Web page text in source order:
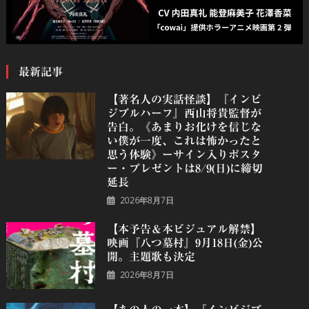
最新記事
【著名人の実話怪談】『インビ
ジブルハーフ』⻄⼭将貴監督が
告白。《あまりお化けを信じな
い僕が一度、これは怖かったと
思う体験》ーサイン入りポスタ
ー・プレゼントは8/9(日)に締切
延長
2026年8月7日
【本予告＆本ビジュアル解禁】
映画『八つ墓村』9月18日(金)公
開。主題歌も決定
2026年8月7日